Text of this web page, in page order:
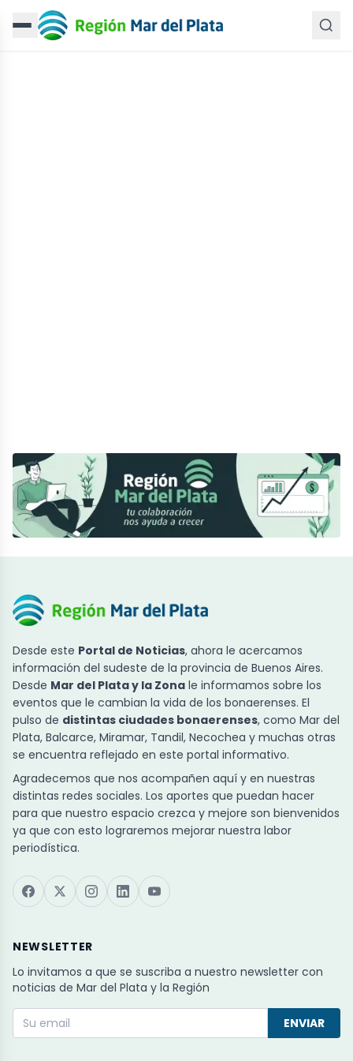
Desde este Portal de Noticias, ahora le acercamos
información del sudeste de la provincia de Buenos Aires.
Desde Mar del Plata y la Zona le informamos sobre los
eventos que le cambian la vida de los bonaerenses. El
pulso de distintas ciudades bonaerenses, como Mar del
Plata, Balcarce, Miramar, Tandil, Necochea y muchas otras
se encuentra reflejado en este portal informativo.
Agradecemos que nos acompañen aquí y en nuestras
distintas redes sociales. Los aportes que puedan hacer
para que nuestro espacio crezca y mejore son bienvenidos
ya que con esto lograremos mejorar nuestra labor
periodística.
NEWSLETTER
Lo invitamos a que se suscriba a nuestro newsletter con
noticias de Mar del Plata y la Región
ENVIAR